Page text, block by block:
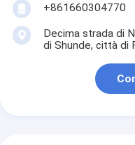
+861660304770
Decima strada di
di Shunde, città di